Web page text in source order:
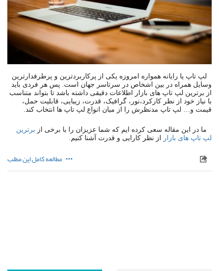
لپ تاپ یا رایانه همواره امروزه یکی از پرکاربردترین و پرطرفدارترین
وسایل همراه در بین اشخاص در سرتاسر جهان است. پس هر فردی باید
از برترین لپ تاپ های بازار اطلاعات دقیقی داشته باشد تا بتواند متناسب
با نیاز خود از نظر کارکرد،نور، گرافیک، قدرت، زیبایی، قابلیت حمل،
قیمت و… لپ تاپ مدنظرش را از میان انواع لپ تاپ ها انتخاب کند.
ما در این مقاله سعی کرده ایم که شما عزیزان را با برخی از برترین
لپ تاپ های بازار از نظر کارایی و قدرت آشنا کنیم.
مطالعه کامل این مطلب